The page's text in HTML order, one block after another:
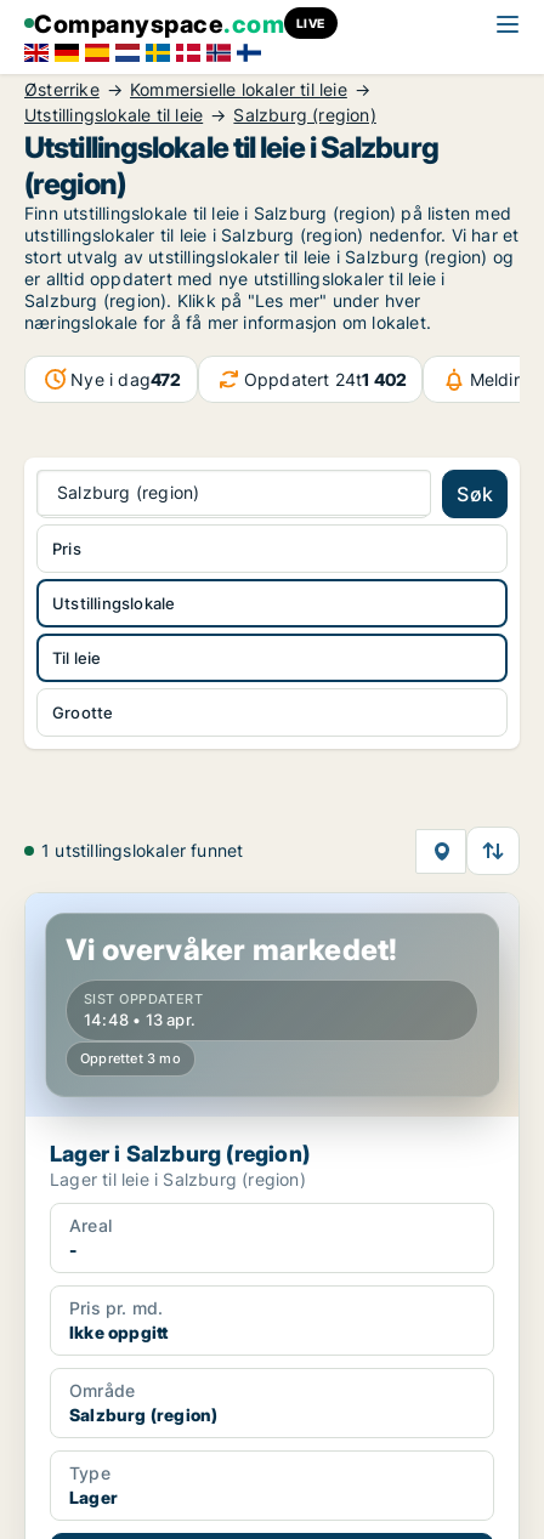
Companyspace.com LIVE
Østerrike
Kommersielle lokaler til leie
Utstillingslokale til leie
Salzburg (region)
Utstillingslokale til leie i Salzburg
(region)
Finn utstillingslokale til leie i Salzburg (region) på listen med
utstillingslokaler til leie i Salzburg (region) nedenfor. Vi har et
stort utvalg av utstillingslokaler til leie i Salzburg (region) og
er alltid oppdatert med nye utstillingslokaler til leie i
Salzburg (region). Klikk på "Les mer" under hver
næringslokale for å få mer informasjon om lokalet.
Nye i dag472 Oppdatert 24t1 402
Salzburg (region) Søk
Utstillingslokale
Til leie
Grootte
Pris
1 utstillingslokaler funnet
Lager i Salzburg (region)
Vi overvåker markedet!
SIST OPPDATERT
14:48 • 13 apr.
Opprettet 3 mo
Lager i Salzburg (region)
Lager til leie i Salzburg (region)
Areal
-
Pris pr. md.
Ikke oppgitt
Område
Salzburg (region)
Type
Lager